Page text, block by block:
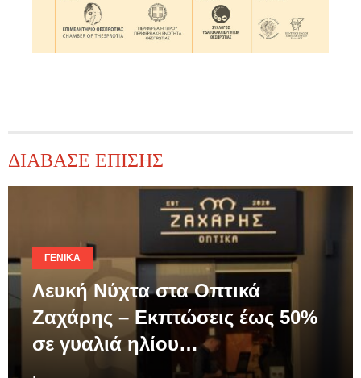
ΔΙΑΒΑΣΕ ΕΠΙΣΗΣ
ΓΕΝΙΚΆ
Λευκή Νύχτα στα Οπτικά
Ζαχάρης – Εκπτώσεις έως 50%
σε γυαλιά ηλίου…
.